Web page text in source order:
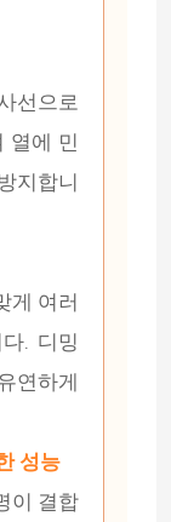
선으로
열에 민
지합니
게 여러
. 디밍
연하게
성능
이 결합